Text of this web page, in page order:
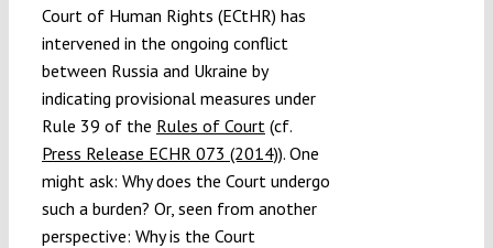
Court of Human Rights (ECtHR) has
intervened in the ongoing conflict
between Russia and Ukraine by
indicating provisional measures under
Rule 39 of the Rules of Court (cf.
Press Release ECHR 073 (2014)). One
might ask: Why does the Court undergo
such a burden? Or, seen from another
perspective: Why is the Court